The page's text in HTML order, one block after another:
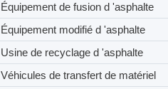
Équipement de fusion d 'asphalte
Équipement modifié d 'asphalte
Usine de recyclage d 'asphalte
Véhicules de transfert de matériel